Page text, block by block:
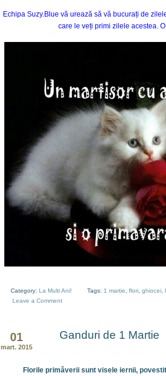
Echipa Suzy.Blue vă urează să vă bucurați de
care le veți primi zilele acestea.
Category: La Multi Ani! Tags: 1 martie flori ghiocei
Leave a Comment
01
mart. 2015
Ganduri de 1 Martie
Florile primăverii sunt visele iernii,